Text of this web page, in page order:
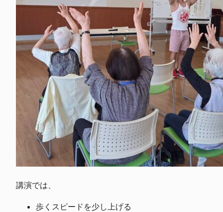
講演では、
歩くスピードを少し上げる